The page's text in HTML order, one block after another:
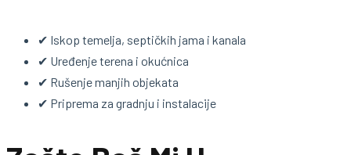
✔ Iskop temelja, septičkih jama i kanala
✔ Uređenje terena i okućnica
✔ Rušenje manjih objekata
✔ Priprema za gradnju i instalacije